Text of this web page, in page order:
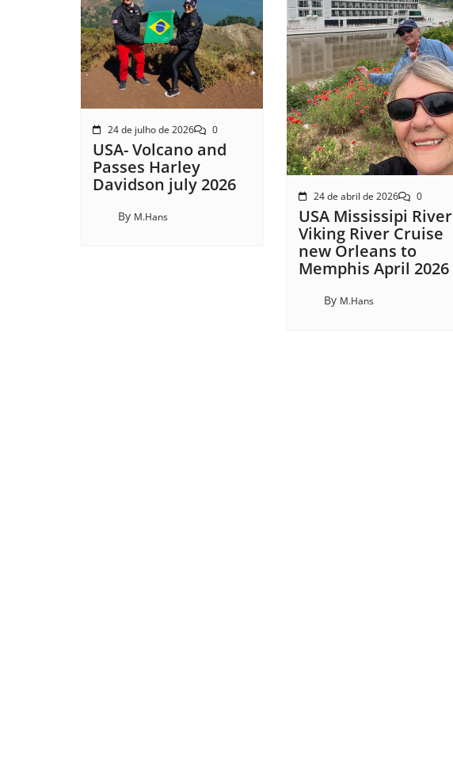
24 de julho de 2026 0
USA- Volcano and
Passes Harley
Davidson july 2026
By M.Hans
24 de abril de 2026 0
USA Mississipi River
Viking River Cruise
new Orleans to
Memphis April 2026
By M.Hans